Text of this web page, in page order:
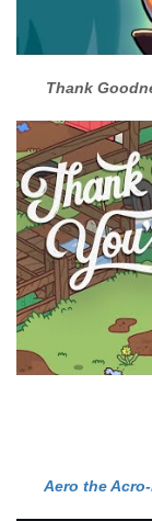
Thank
Aero the